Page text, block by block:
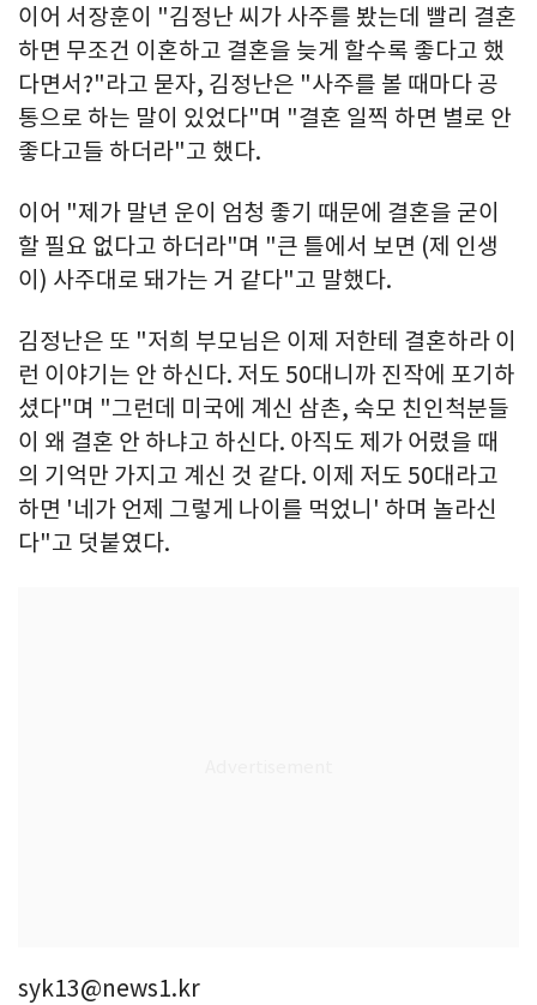
이어 서장훈이 "김정난 씨가 사주를 봤는데 빨리 결혼
하면 무조건 이혼하고 결혼을 늦게 할수록 좋다고 했
다면서?"라고 묻자, 김정난은 "사주를 볼 때마다 공
통으로 하는 말이 있었다"며 "결혼 일찍 하면 별로 안
좋다고들 하더라"고 했다.
이어 "제가 말년 운이 엄청 좋기 때문에 결혼을 굳이
할 필요 없다고 하더라"며 "큰 틀에서 보면 (제 인생
이) 사주대로 돼가는 거 같다"고 말했다.
김정난은 또 "저희 부모님은 이제 저한테 결혼하라 이
런 이야기는 안 하신다. 저도 50대니까 진작에 포기하
셨다"며 "그런데 미국에 계신 삼촌, 숙모 친인척분들
이 왜 결혼 안 하냐고 하신다. 아직도 제가 어렸을 때
의 기억만 가지고 계신 것 같다. 이제 저도 50대라고
하면 '네가 언제 그렇게 나이를 먹었니' 하며 놀라신
다"고 덧붙였다.
syk13@news1.kr